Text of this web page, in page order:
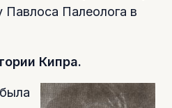
Павлоса Палеолога в
Кипра.